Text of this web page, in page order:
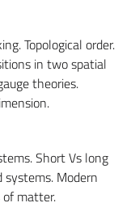
Topological order.
in two spatial
theories.
Short Vs long
Modern
matter.